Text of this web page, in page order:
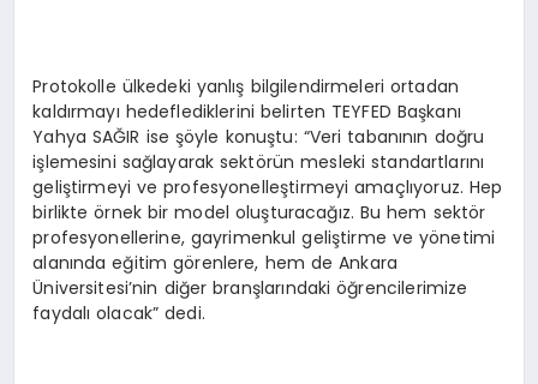
Protokolle ülkedeki yanlış bilgilendirmeleri ortadan
kaldırmayı hedeflediklerini belirten TEYFED Başkanı
Yahya SAĞIR ise şöyle konuştu: “Veri tabanının doğru
işlemesini sağlayarak sektörün mesleki standartlarını
geliştirmeyi ve profesyonelleştirmeyi amaçlıyoruz. Hep
birlikte örnek bir model oluşturacağız. Bu hem sektör
profesyonellerine, gayrimenkul geliştirme ve yönetimi
alanında eğitim görenlere, hem de Ankara
Üniversitesi’nin diğer branşlarındaki öğrencilerimize
faydalı olacak” dedi.